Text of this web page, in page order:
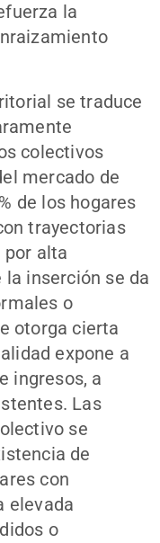
la
se traduce
colectivos
mercado de
de los hogares
trayectorias
por alta
inserción se da
o
otorga cierta
expone a
ingresos, a
Las
se
de
con
elevada
o